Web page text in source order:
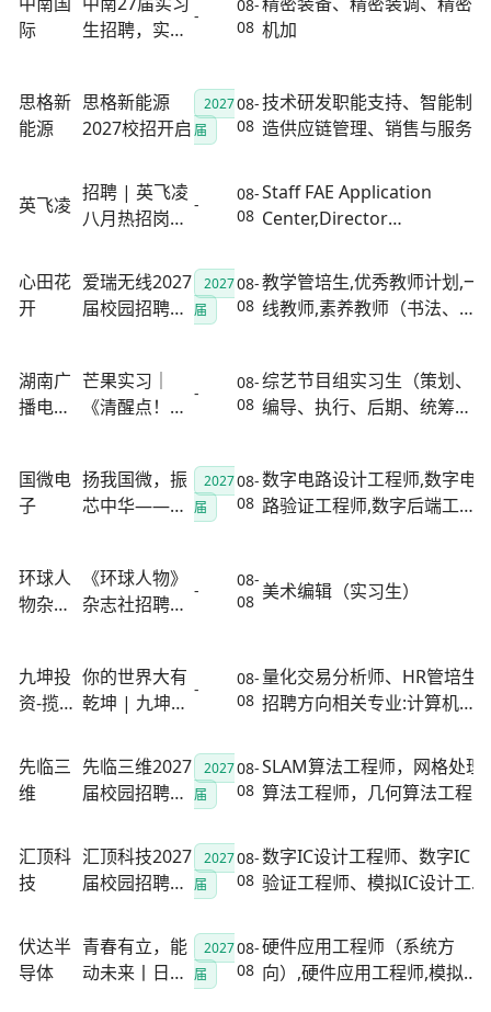
化、法务、财务、人力、采
购、期货、环保
际
生招聘，实习
-
08-
08 机加
思格新
能源
思格新能源
2027校招开启
2027
届
08-
08
技术研发职能支持、智能制
造供应链管理、销售与服务
英飞凌
招聘 | 英飞凌
八月热招岗位
生校招）
-
08-
08
Staff FAE Application
Center,Director
Ecosystem
Management,International
Graduate Pr......
心田花
开
爱瑞无线2027
届校园招聘正
2027
届
08-
08
教学管培生,优秀教师计划,一
线教师,素养教师（书法、研
问,市场专员,线上增长专员
湖南广
播电视
芒果实习｜
《清醒点！姐
-
08-
08
综艺节目组实习生（策划、
编导、执行、后期、统筹
国微电
子
扬我国微，振
芯中华——深
届校园招聘正
式启动
2027
届
08-
08
数字电路设计工程师,数字电
路验证工程师,数字后端工程
算法工程师,软件工程师,测试
程师,......
环球人
物杂志
《环球人物》
杂志社招聘实
-
08-
08 美术编辑（实习生）
九坤投
资-揽月
你的世界大有
乾坤 | 九坤投
划——"揽月
计划"校园招
聘正式启动！
-
08-
08
量化交易分析师、HR管培生-
招聘方向相关专业:计算机、
融科技、专业不限
先临三
维
先临三维2027
届校园招聘提
动！
2027
届
08-
08
SLAM算法工程师，网格处理
算法工程师，几何算法工程
（结构光方向），三维重建
算法工程师（3DGS方向），
深度学习算法工程师，AI-3D
师，储备研发经理，C......
汇顶科
技
汇顶科技2027
届校园招聘正
2027
届
08-
08
数字IC设计工程师、数字IC
验证工程师、模拟IC设计工
字后端设计工程师、嵌入式
软件工程师、系统软件工程
师、软件开发工程师(IT系
伏达半
导体
青春有立，能
动未来丨日立
2027
届
08-
08
硬件应用工程师（系统方
向）,硬件应用工程师,模拟设